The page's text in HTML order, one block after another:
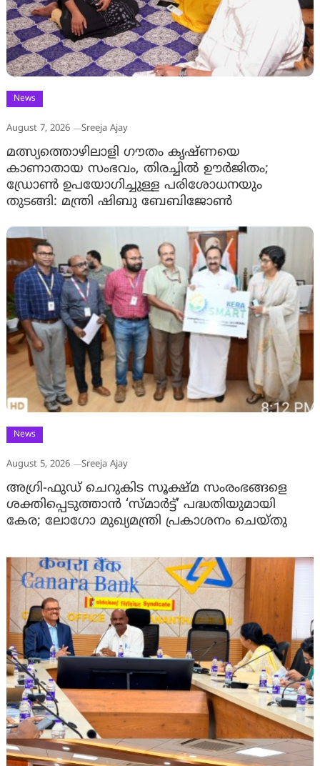
News
August 7, 2026 Sreeja Ajay
മത്സ്യത്തൊഴിലാളി ഗൗതം കൃഷ്ണയെ
കാണാതായ സംഭവം, തിരച്ചിൽ ഊർജിതം;
ഡ്രോണ്‍ ഉപയോഗിച്ചുള്ള പരിശോധനയും
തുടങ്ങി: മന്ത്രി ഷിബു ബേബിജോണ്‍
News
August 5, 2026 Sreeja Ajay
അഗ്രി-ഫുഡ് ചെറുകിട സൂക്ഷ്മ സംരംഭങ്ങളെ
ശക്തിപ്പെടുത്താന്‍ ‘സ്മാര്‍ട്ട്’ പദ്ധതിയുമായി
കേര; ലോഗോ മുഖ്യമന്ത്രി പ്രകാശനം ചെയ്തു